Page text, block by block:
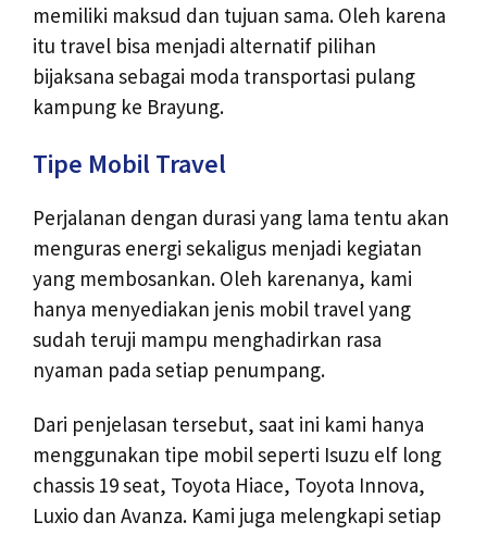
memiliki maksud dan tujuan sama. Oleh karena
itu travel bisa menjadi alternatif pilihan
bijaksana sebagai moda transportasi pulang
kampung ke Brayung.
Tipe Mobil Travel
Perjalanan dengan durasi yang lama tentu akan
menguras energi sekaligus menjadi kegiatan
yang membosankan. Oleh karenanya, kami
hanya menyediakan jenis mobil travel yang
sudah teruji mampu menghadirkan rasa
nyaman pada setiap penumpang.
Dari penjelasan tersebut, saat ini kami hanya
menggunakan tipe mobil seperti Isuzu elf long
chassis 19 seat, Toyota Hiace, Toyota Innova,
Luxio dan Avanza. Kami juga melengkapi setiap